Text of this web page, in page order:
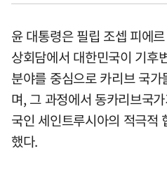
윤 대통령은 필립 조셉 피에
상회담에서 대한민국이 기후
분야를 중심으로 카리브 국
며, 그 과정에서 동카리브국
국인 세인트루시아의 적극적
했다.